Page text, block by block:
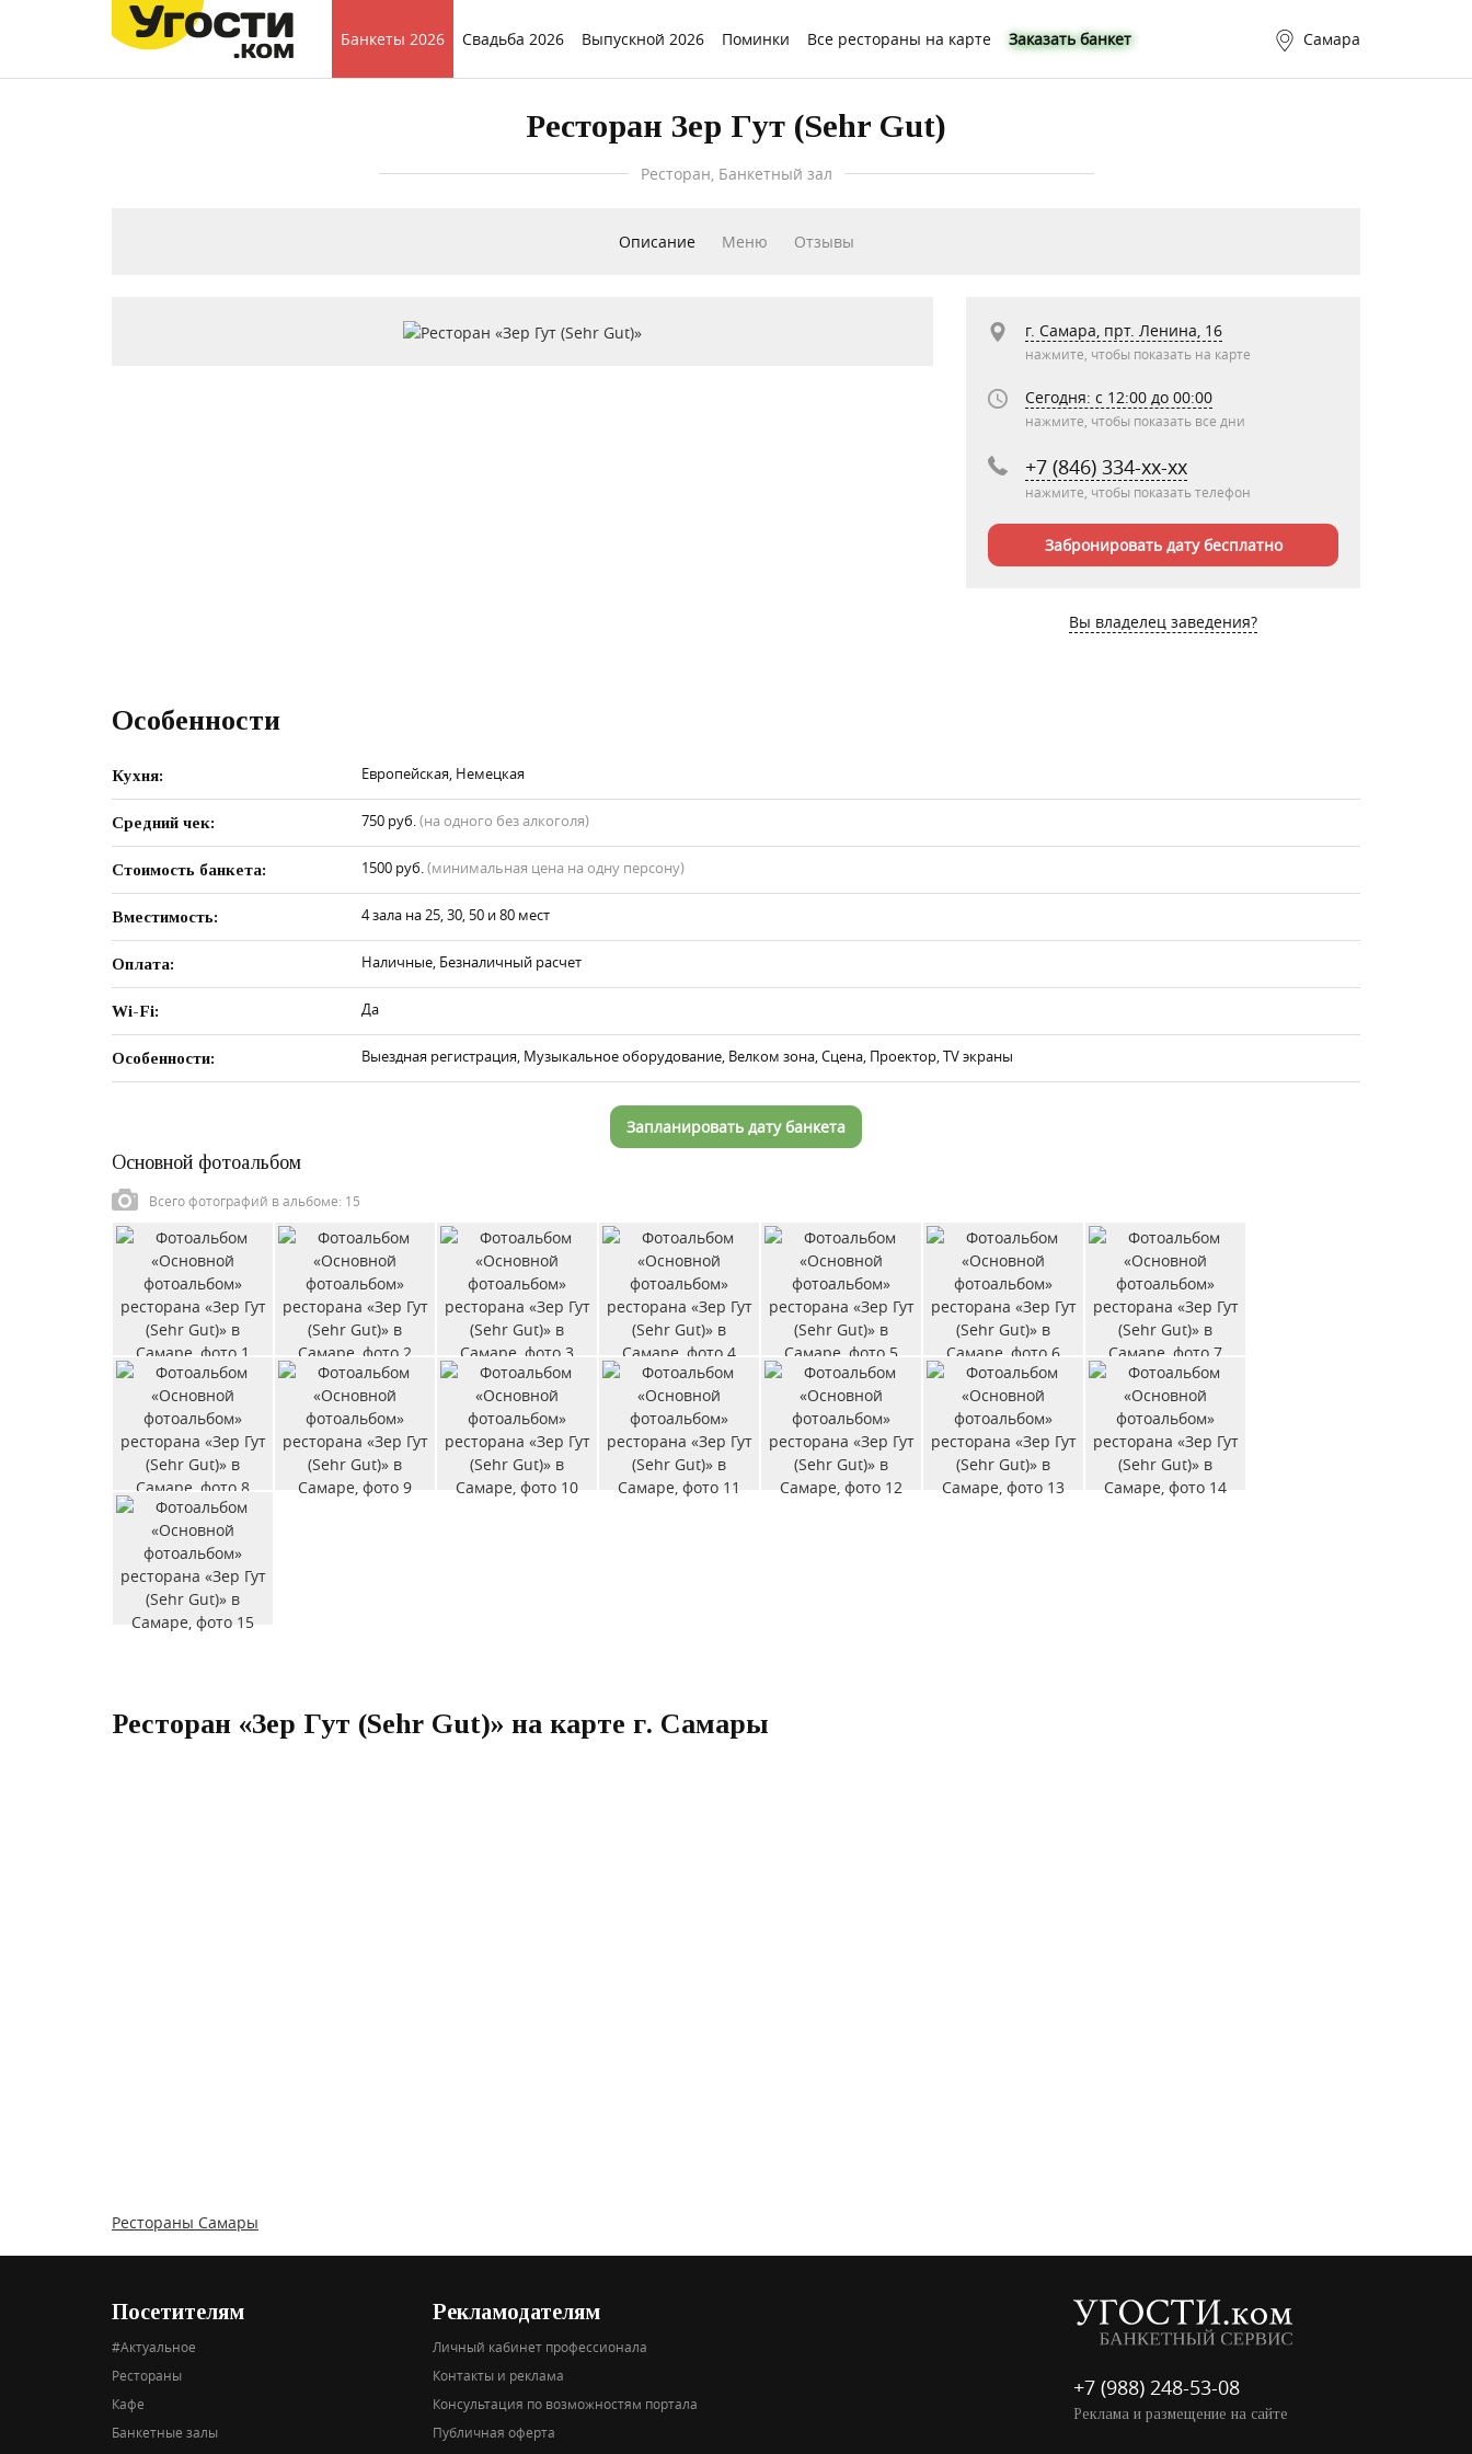
Банкеты 2026 Свадьба 2026 Выпускной 2026 Поминки Все рестораны на карте Заказать банкет Самара
Ресторан Зер Гут (Sehr Gut)
Ресторан, Банкетный зал
Описание Меню Отзывы
г. Самара, прт. Ленина, 16
нажмите, чтобы показать на карте
Сегодня: c 12:00 до 00:00
нажмите, чтобы показать все дни
+7 (846) 334-xx-xx
нажмите, чтобы показать телефон
Забронировать дату бесплатно
Вы владелец заведения?
Особенности
Кухня: Европейская, Немецкая
Средний чек: 750 руб.(на одного без алкоголя)
Стоимость банкета: 1500 руб.(минимальная цена на одну персону)
Вместимость: 4 зала на 25, 30, 50 и 80 мест
Оплата: Наличныe, Безналичный расчет
Wi-Fi: Да
Особенности: Выездная регистрация, Музыкальное оборудование, Велком зона, Сцена, Проектор, TV экраны
Запланировать дату банкета
Основной фотоальбом
Всего фотографий в альбоме: 15
Ресторан «Зер Гут (Sehr Gut)» на карте г. Самары
Рестораны Самары
Посетителям
#Актуальное
Рестораны
Кафе
Банкетные залы
Рекламодателям
Личный кабинет профессионала
Контакты и реклама
Консультация по возможностям портала
Публичная оферта
+7 (988) 248-53-08
Реклама и размещение на сайте